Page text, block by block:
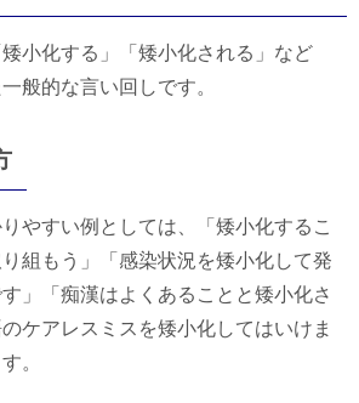
矮小化する」「矮小化される」など
般的な言い回しです。
やすい例としては、「矮小化するこ
組もう」「感染状況を矮小化して発
」「痴漢はよくあることと矮小化さ
ケアレスミスを矮小化してはいけま
。